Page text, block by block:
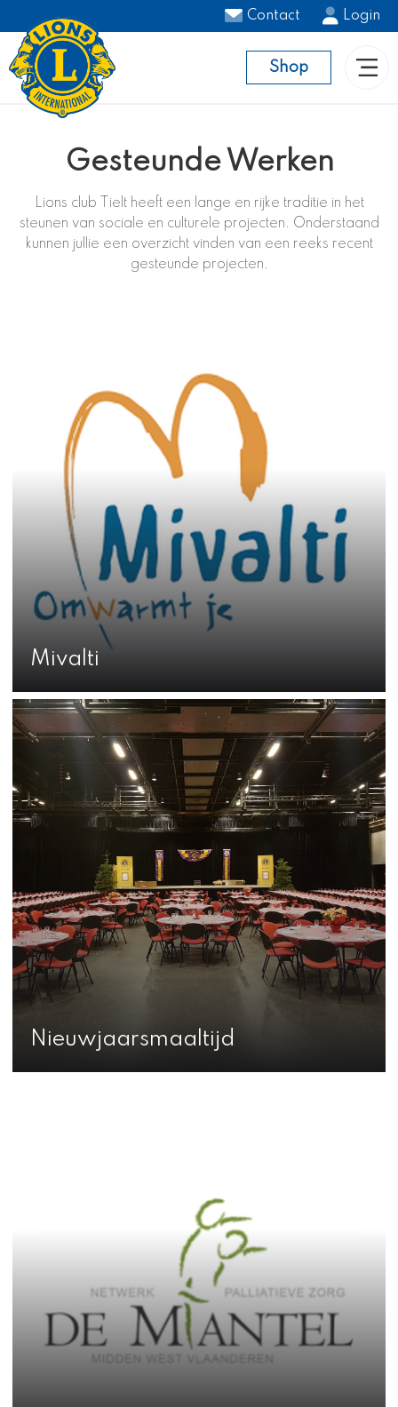
Contact Login
Shop
Gesteunde Werken
Lions club Tielt heeft een lange en rijke traditie in het
steunen van sociale en culturele projecten. Onderstaand
kunnen jullie een overzicht vinden van een reeks recent
gesteunde projecten.
Mivalti
Nieuwjaarsmaaltijd